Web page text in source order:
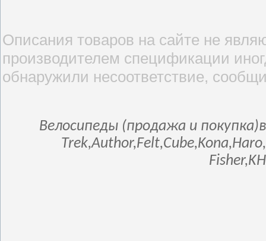
Описания товаров на сайте не
производителем спецификации
обнаружили несоответствие,
Велосипеды (продажа и